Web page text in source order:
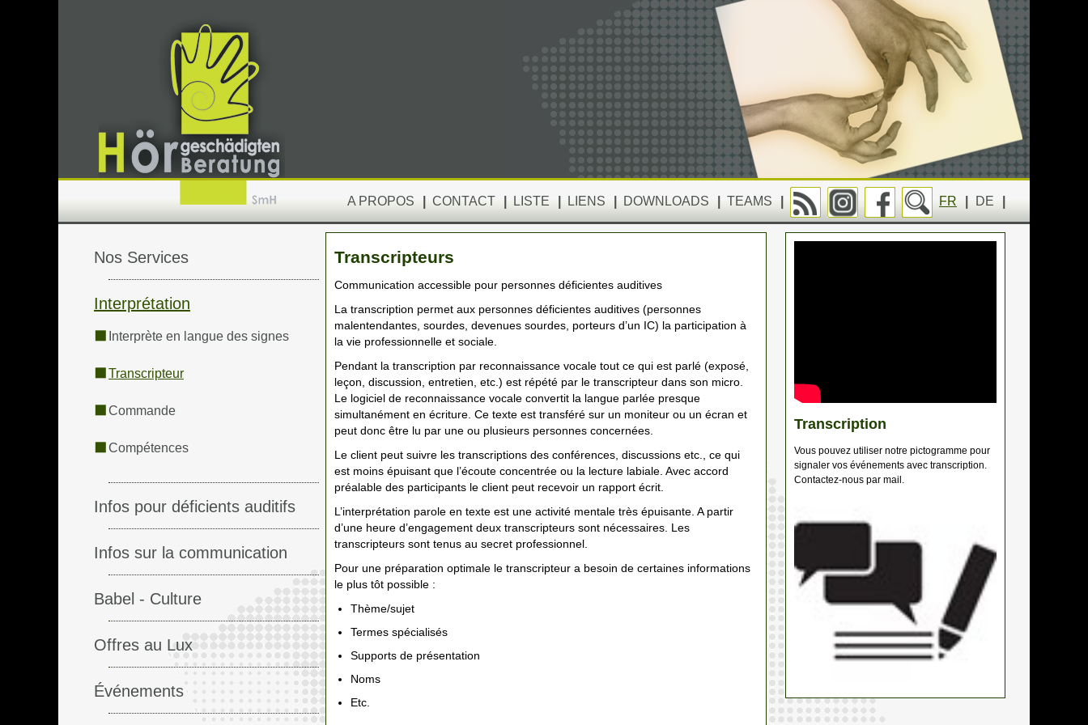
FR DE
A PROPOS CONTACT LISTE LIENS DOWNLOADS TEAMS
Nos Services
Interprétation
Interprète en langue des signes
Transcripteur
Commande
Compétences
Infos pour déficients auditifs
Infos sur la communication
Babel - Culture
Offres au Lux
Événements
Transcripteurs
Communication accessible pour personnes déficientes auditives
La transcription permet aux personnes déficientes auditives (personnes
malentendantes, sourdes, devenues sourdes, porteurs d’un IC) la participation à
la vie professionnelle et sociale.
Pendant la transcription par reconnaissance vocale tout ce qui est parlé (exposé,
leçon, discussion, entretien, etc.) est répété par le transcripteur dans son micro.
Le logiciel de reconnaissance vocale convertit la langue parlée presque
simultanément en écriture. Ce texte est transféré sur un moniteur ou un écran et
peut donc être lu par une ou plusieurs personnes concernées.
Le client peut suivre les transcriptions des conférences, discussions etc., ce qui
est moins épuisant que l’écoute concentrée ou la lecture labiale. Avec accord
préalable des participants le client peut recevoir un rapport écrit.
L’interprétation parole en texte est une activité mentale très épuisante. A partir
d’une heure d’engagement deux transcripteurs sont nécessaires. Les
transcripteurs sont tenus au secret professionnel.
Pour une préparation optimale le transcripteur a besoin de certaines informations
le plus tôt possible :
Thème/sujet
Termes spécialisés
Supports de présentation
Noms
Etc.
Transcription
Vous pouvez utiliser notre pictogramme pour
signaler vos événements avec transcription.
Contactez-nous par mail.